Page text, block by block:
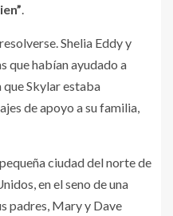
.
Shelia Eddy y
que habían ayudado a
que Skylar estaba
de apoyo a su familia,
ciudad del norte de
en el seno de una
padres, Mary y Dave